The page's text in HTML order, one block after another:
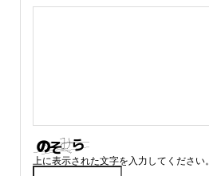
上に表示された文字を入力してください。